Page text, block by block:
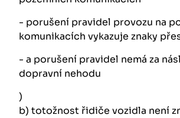
- porušení pravidel provozu na
komunikacích vykazuje znaky
- a porušení pravidel nemá za
dopravní nehodu
)
b) totožnost řidiče vozidla není